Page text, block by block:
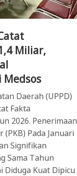
Miliar,
Medsos
Daerah (UPPD)
Fakta
2026. Penerimaan
Pada Januari
Signifikan
Sama Tahun
Diduga Kuat Dipicu